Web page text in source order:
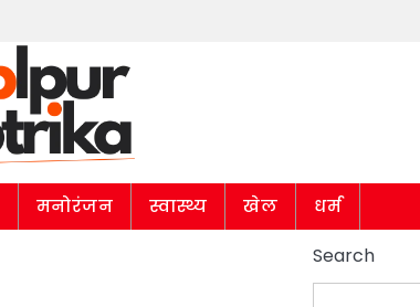
मनोरंजन स्वास्थ्य खेल धर्म
Search